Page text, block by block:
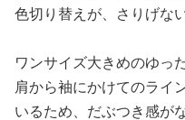
色切り替えが、さりげな
ワンサイズ大きめのゆっ
肩から袖にかけてのライ
いるため、だぶつき感が